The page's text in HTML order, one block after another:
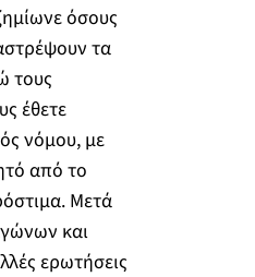
όσους
τα
τους
έθετε
νόμου, με
από το
Μετά
και
ερωτήσεις